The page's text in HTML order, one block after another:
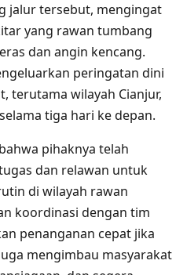
jalur tersebut, mengingat
yang rawan tumbang
dan angin kencang.
peringatan dini
terutama wilayah Cianjur,
tiga hari ke depan.
pihaknya telah
dan relawan untuk
di wilayah rawan
koordinasi dengan tim
penanganan cepat jika
mengimbau masyarakat